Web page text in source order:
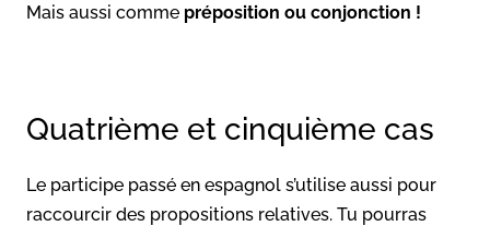
Mais aussi comme préposition ou conjonction !
Quatrième et cinquième cas
Le participe passé en espagnol s’utilise aussi pour
raccourcir des propositions relatives. Tu pourras